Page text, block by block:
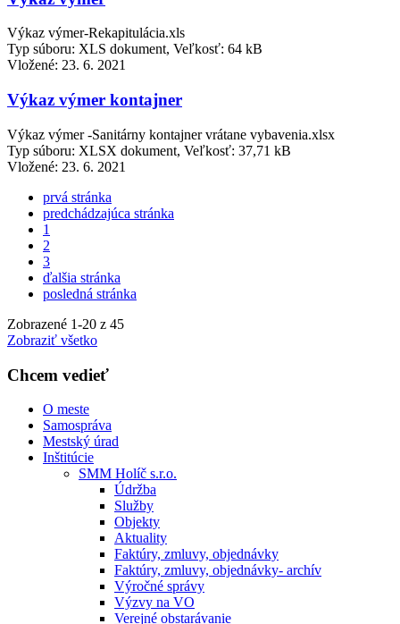
Výkaz výmer-Rekapitulácia.xls
Typ súboru: XLS dokument, Veľkosť: 64 kB
Vložené: 23. 6. 2021
Výkaz výmer kontajner
Výkaz výmer -Sanitárny kontajner vrátane vybavenia.xlsx
Typ súboru: XLSX dokument, Veľkosť: 37,71 kB
Vložené: 23. 6. 2021
prvá stránka
predchádzajúca stránka
1
2
3
ďalšia stránka
posledná stránka
Zobrazené 1-20 z 45
Zobraziť všetko
Chcem vedieť
O meste
Samospráva
Mestský úrad
Inštitúcie
SMM Holíč s.r.o.
Údržba
Služby
Objekty
Aktuality
Faktúry, zmluvy, objednávky
Faktúry, zmluvy, objednávky- archív
Výročné správy
Výzvy na VO
Verejné obstarávanie